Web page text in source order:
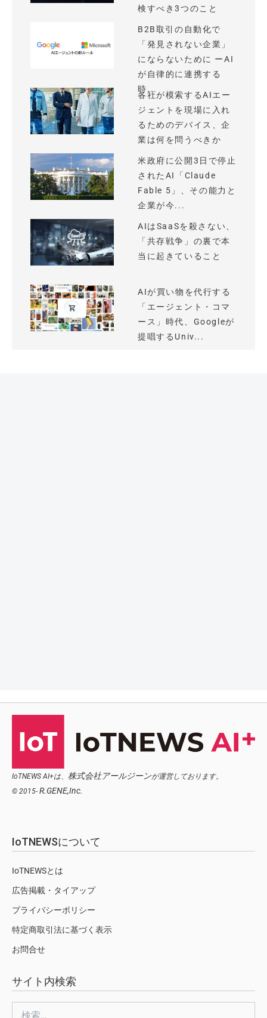
検すべき3つのこと
B2B取引の自動化で
「発見されない企業」
にならないために ーAI
が自律的に連携する
時...
各社が模索するAIエー
ジェントを現場に入れ
るためのデバイス、企
業は何を問うべきか
米政府に公開3日で停止
されたAI「Claude
Fable 5」、その能力と
企業が今...
AIはSaaSを殺さない、
「共存戦争」の裏で本
当に起きていること
AIが買い物を代行する
「エージェント・コマ
ース」時代、Googleが
提唱するUniv...
IoTNEWS AI+は、 株式会社アールジーンが運営しております。
© 2015- R.GENE,Inc.
IoTNEWSについて
IoTNEWSとは
広告掲載・タイアップ
プライバシーポリシー
特定商取引法に基づく表示
お問合せ
サイト内検索